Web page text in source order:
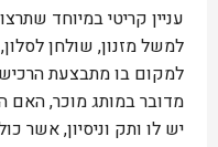
עניין קריטי במיוחד
למשל מזנון, שולחן
למקום בו מתבצעת
מדובר במותג מוכר, האם
יש לו ותק וניסיון, אשר